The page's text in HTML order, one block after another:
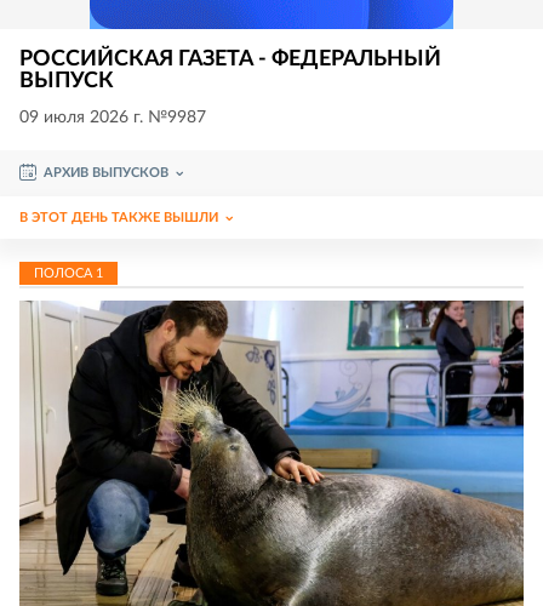
РОССИЙСКАЯ ГАЗЕТА - ФЕДЕРАЛЬНЫЙ
ВЫПУСК
09 июля 2026 г. №9987
АРХИВ ВЫПУСКОВ
В ЭТОТ ДЕНЬ ТАКЖЕ ВЫШЛИ
ПОЛОСА 1